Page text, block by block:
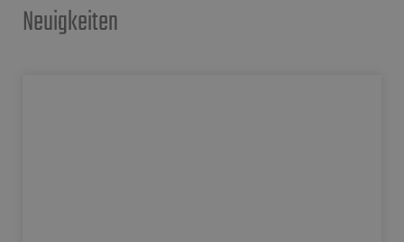
Neuigkeiten